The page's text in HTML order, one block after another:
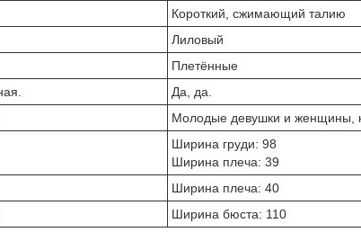
Короткий, сжимающий талию
Лиловый
Плетённые
Да, да.
Молодые девушки и женщины,
Ширина груди: 98
Ширина плеча: 39
Ширина плеча: 40
Ширина бюста: 110